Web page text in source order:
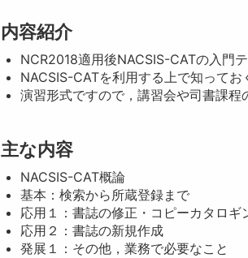
内容紹介
NCR2018適用後NACSIS-CATの入門テ
NACSIS-CATを利用する上で知ってお
演習形式ですので，講習会や司書課程
主な内容
NACSIS-CAT概論
基本：検索から所蔵登録まで
応用１：書誌の修正・コピーカタロギ
応用２：書誌の新規作成
発展１：その他，業務で必要なこと